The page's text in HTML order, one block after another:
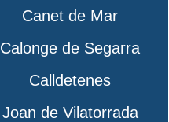
Canet de Mar
Calonge de Segarra
Calldetenes
Joan de Vilatorrada